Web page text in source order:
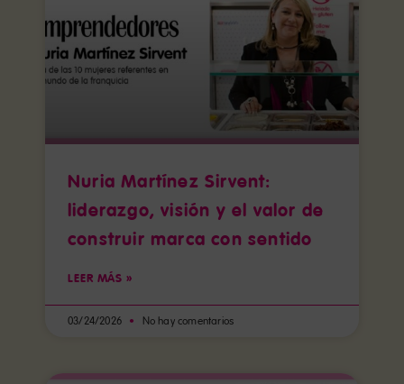
Nuria Martínez Sirvent:
liderazgo, visión y el valor de
construir marca con sentido
LEER MÁS »
03/24/2026 No hay comentarios